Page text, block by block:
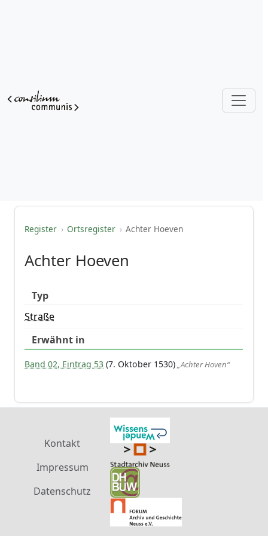
Register › Ortsregister › Achter Hoeven
Achter Hoeven
Typ
Straße
Erwähnt in
Band 02, Eintrag 53 (7. Oktober 1530)„Achter Hoven“
Kontakt
Impressum
Datenschutz